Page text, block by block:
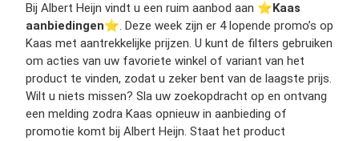
Bij Albert Heijn vindt u een ruim aanbod aan ⭐️Kaas
aanbiedingen⭐️. Deze week zijn er 4 lopende promo’s op
Kaas met aantrekkelijke prijzen. U kunt de filters gebruiken
om acties van uw favoriete winkel of variant van het
product te vinden, zodat u zeker bent van de laagste prijs.
Wilt u niets missen? Sla uw zoekopdracht op en ontvang
een melding zodra Kaas opnieuw in aanbieding of
promotie komt bij Albert Heijn. Staat het product